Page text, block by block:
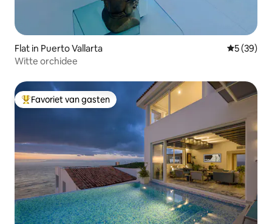
Flat in Puerto Vallarta
5 (39)
Witte orchidee
Topfavoriet van gasten
Favoriet van gasten